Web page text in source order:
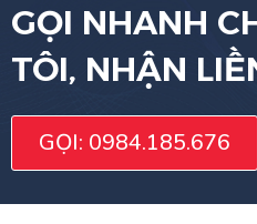
GỌI NHANH
TÔI, NHẬN
GỌI: 0984.185.676